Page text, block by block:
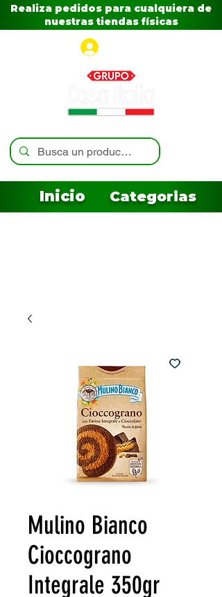
Realiza pedidos para cualquiera de
nuestras tiendas físicas
Inicio Categorias
Mulino Bianco
Cioccograno
Integrale 350gr